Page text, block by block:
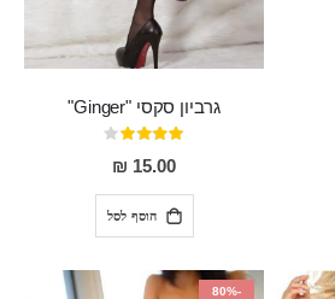
גרביון סקסי "Ginger"
דירוג:
80%
15.00 ₪
הוסף לסל
-80%